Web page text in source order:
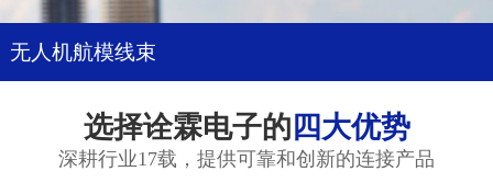
无人机航模线束
选择诠霖电子的 四大优势
深耕行业17载，提供可靠和创新的连接产品